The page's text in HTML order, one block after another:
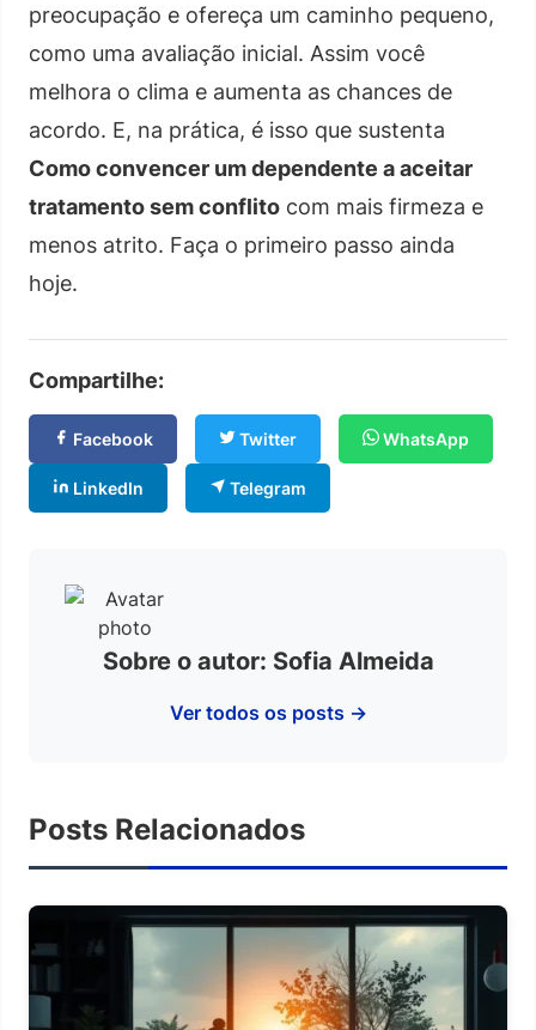
preocupação e ofereça um caminho pequeno,
como uma avaliação inicial. Assim você
melhora o clima e aumenta as chances de
acordo. E, na prática, é isso que sustenta
Como convencer um dependente a aceitar
tratamento sem conflito com mais firmeza e
menos atrito. Faça o primeiro passo ainda
hoje.
Compartilhe:
Facebook Twitter WhatsApp
LinkedIn Telegram
Sobre o autor: Sofia Almeida
Ver todos os posts →
Posts Relacionados